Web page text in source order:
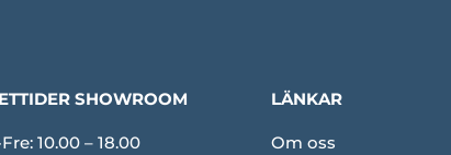
SHOWROOM
10.00 – 18.00
LÄNKAR
Om oss